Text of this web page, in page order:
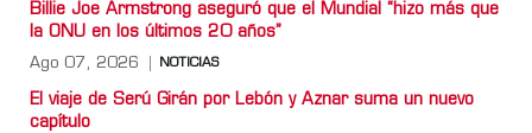
Billie Joe Armstrong aseguró que el Mundial “hizo más que
la ONU en los últimos 20 años”
Ago 07, 2026 NOTICIAS
El viaje de Serú Girán por Lebón y Aznar suma un nuevo
capítulo